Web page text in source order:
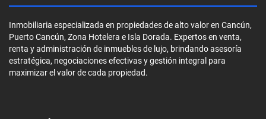
Inmobiliaria especializada en propiedades de alto valor en Cancún,
Puerto Cancún, Zona Hotelera e Isla Dorada. Expertos en venta,
renta y administración de inmuebles de lujo, brindando asesoría
estratégica, negociaciones efectivas y gestión integral para
maximizar el valor de cada propiedad.